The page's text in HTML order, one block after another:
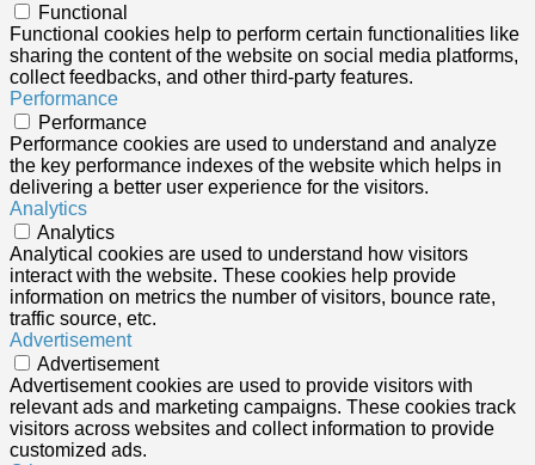
Functional
Functional cookies help to perform certain functionalities like
sharing the content of the website on social media platforms,
collect feedbacks, and other third-party features.
Performance
Performance
Performance cookies are used to understand and analyze
the key performance indexes of the website which helps in
delivering a better user experience for the visitors.
Analytics
Analytics
Analytical cookies are used to understand how visitors
interact with the website. These cookies help provide
information on metrics the number of visitors, bounce rate,
traffic source, etc.
Advertisement
Advertisement
Advertisement cookies are used to provide visitors with
relevant ads and marketing campaigns. These cookies track
visitors across websites and collect information to provide
customized ads.